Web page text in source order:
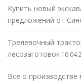
Купить новый
предложений от
Трелевочный
лесозаготовок
Все о производстве